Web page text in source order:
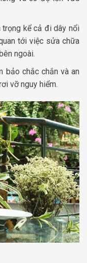
trọng kể cả đi dây nổi
tới việc sửa chữa
ngoài.
bảo chắc chắn và an
vỡ nguy hiểm.